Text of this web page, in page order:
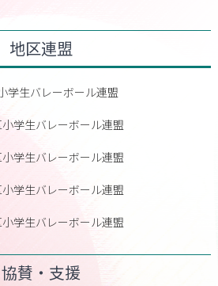
地区連盟
学生バレーボール連盟
学生バレーボール連盟
学生バレーボール連盟
学生バレーボール連盟
学生バレーボール連盟
協賛・支援